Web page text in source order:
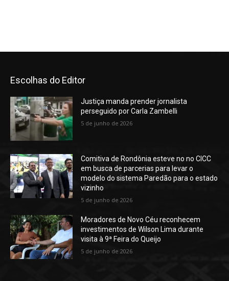
Escolhas do Editor
Justiça manda prender jornalista
perseguido por Carla Zambelli
5 de junho de 2026
Comitiva de Rondônia esteve no no CICC
em busca de parcerias para levar o
modelo do sistema Paredão para o estado
vizinho
5 de junho de 2026
Moradores de Novo Céu reconhecem
investimentos de Wilson Lima durante
visita à 9ª Feira do Queijo
5 de junho de 2026